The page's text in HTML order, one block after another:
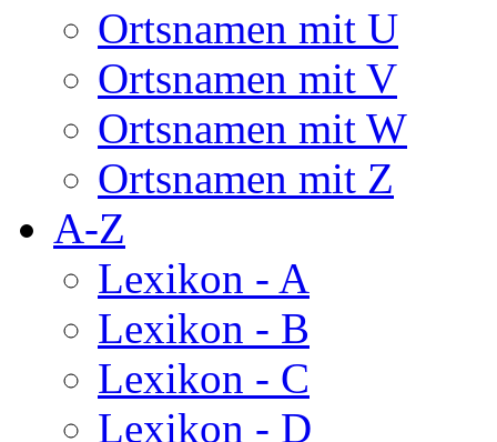
Ortsnamen mit U
Ortsnamen mit V
Ortsnamen mit W
Ortsnamen mit Z
A-Z
Lexikon - A
Lexikon - B
Lexikon - C
Lexikon - D